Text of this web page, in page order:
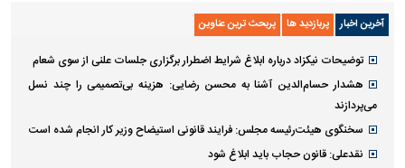
آخرین اخبار پربازدید ها پربحث ترین عناوین
توضیحات نیکزاد درباره ابلاغ شرایط اضطرار برگزاری جلسات علنی از سوی شعام
هشدار حسام‌الدین آشنا به محسن رضایی: هزینه بی‌تصمیمی را چند نسل
می‌پردازند
سخنگوی هیئت‌رئیسه مجلس: فرایند قانونی استیضاح وزیر کار انجام شده است
نقدعلی: قانون حجاب باید ابلاغ شود